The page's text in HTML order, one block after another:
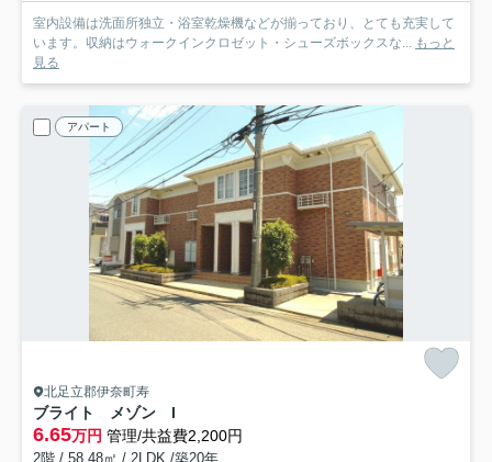
室内設備は洗面所独立・浴室乾燥機などが揃っており、とても充実して
います。収納はウォークインクロゼット・シューズボックスな... もっと
見る
アパート
北足立郡伊奈町寿
ブライト メゾン I
6.65万円 管理/共益費2,200円
2階 / 58.48㎡ / 2LDK /築20年